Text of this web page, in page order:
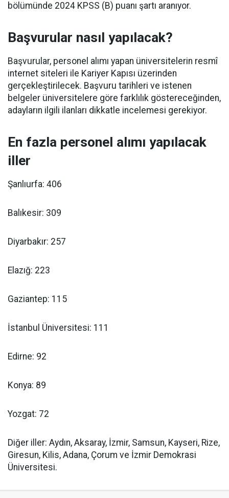
bölümünde 2024 KPSS (B) puanı şartı aranıyor.
Başvurular nasıl yapılacak?
Başvurular, personel alımı yapan üniversitelerin resmî
internet siteleri ile Kariyer Kapısı üzerinden
gerçekleştirilecek. Başvuru tarihleri ve istenen
belgeler üniversitelere göre farklılık göstereceğinden,
adayların ilgili ilanları dikkatle incelemesi gerekiyor.
En fazla personel alımı yapılacak
iller
Şanlıurfa: 406
Balıkesir: 309
Diyarbakır: 257
Elazığ: 223
Gaziantep: 115
İstanbul Üniversitesi: 111
Edirne: 92
Konya: 89
Yozgat: 72
Diğer iller: Aydın, Aksaray, İzmir, Samsun, Kayseri, Rize,
Giresun, Kilis, Adana, Çorum ve İzmir Demokrasi
Üniversitesi.